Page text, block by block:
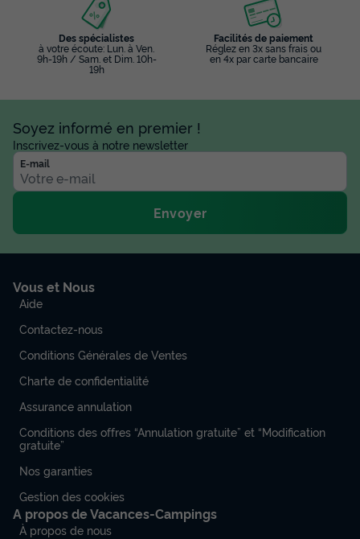
Des spécialistes
à votre écoute: Lun. à Ven.
9h-19h / Sam. et Dim. 10h-
19h
Facilités de paiement
Réglez en 3x sans frais ou
en 4x par carte bancaire
Soyez informé en premier !
Inscrivez-vous à notre newsletter
E-mail
Envoyer
Vous et Nous
Aide
Contactez-nous
Conditions Générales de Ventes
Charte de confidentialité
Assurance annulation
Conditions des offres “Annulation gratuite” et “Modification
gratuite”
Nos garanties
Gestion des cookies
A propos de Vacances-Campings
À propos de nous